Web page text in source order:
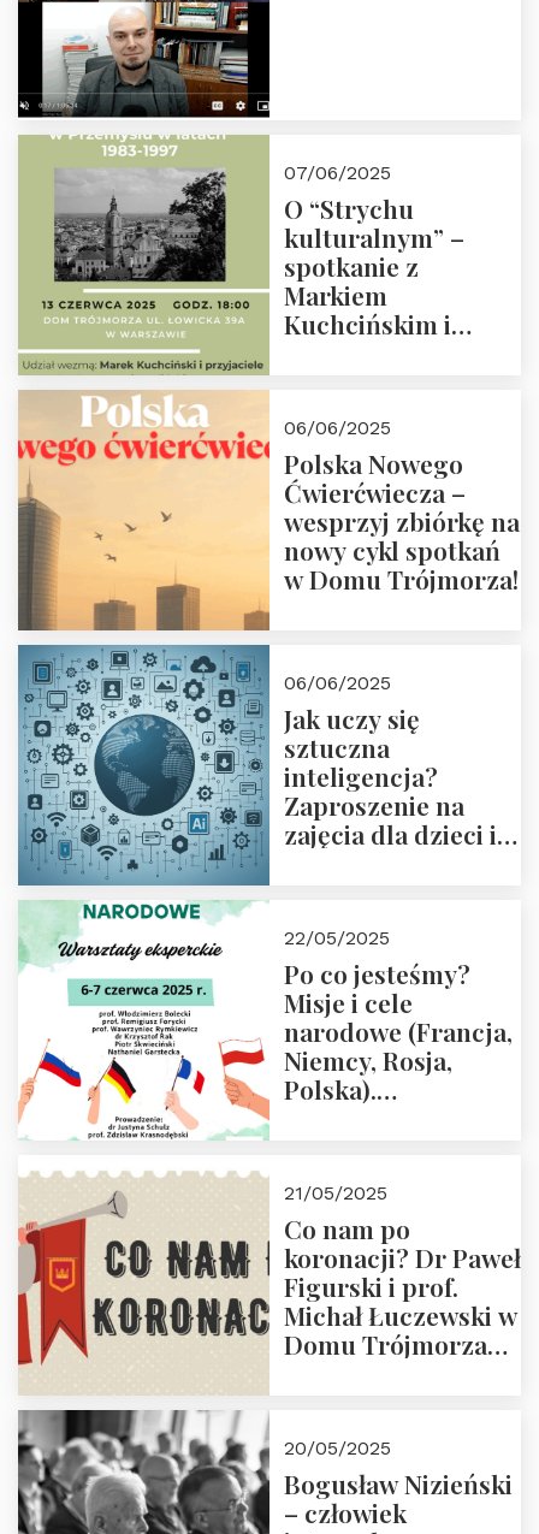
07/06/2025
O “Strychu
kulturalnym” –
spotkanie z
Markiem
Kuchcińskim i
18:00
06/06/2025
Polska Nowego
Ćwierćwiecza –
wesprzyj zbiórkę na
nowy cykl spotkań
w Domu Trójmorza!
06/06/2025
Jak uczy się
sztuczna
inteligencja?
Zaproszenie na
zajęcia dla dzieci i
22/05/2025
Po co jesteśmy?
Misje i cele
narodowe (Francja,
Niemcy, Rosja,
Polska).
Zapraszamy do
zapisów.
21/05/2025
Co nam po
koronacji? Dr Paweł
Figurski i prof.
Michał Łuczewski w
Domu Trójmorza
20/05/2025
Bogusław Nizieński
– człowiek